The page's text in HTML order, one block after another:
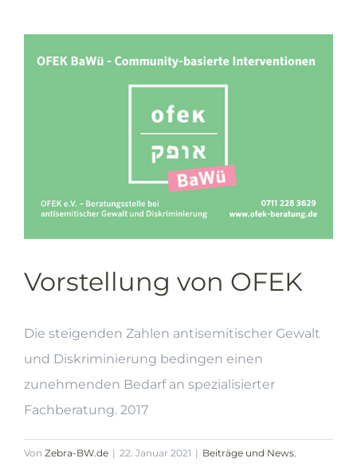
Vorstellung von OFEK
Die steigenden Zahlen antisemitischer Gewalt
und Diskriminierung bedingen einen
zunehmenden Bedarf an spezialisierter
Fachberatung. 2017
Von Zebra-BW.de | 22. Januar 2021 | Beiträge und News